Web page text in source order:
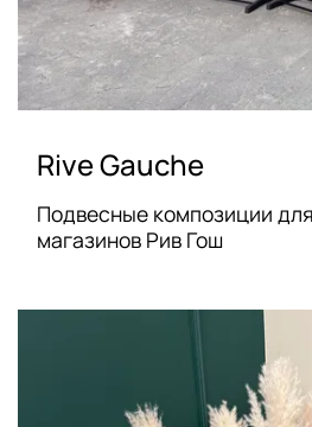
Rive Gauche
Подвесные композиции
магазинов Рив Гош